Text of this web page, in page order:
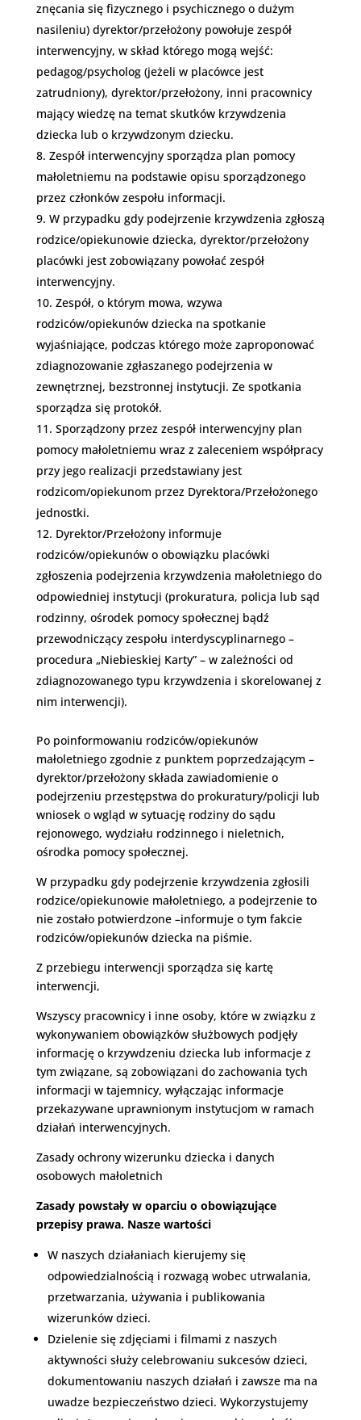
znęcania się fizycznego i psychicznego o dużym
nasileniu) dyrektor/przełożony powołuje zespół
interwencyjny, w skład którego mogą wejść:
pedagog/psycholog (jeżeli w placówce jest
zatrudniony), dyrektor/przełożony, inni pracownicy
mający wiedzę na temat skutków krzywdzenia
dziecka lub o krzywdzonym dziecku.
Zespół interwencyjny sporządza plan pomocy
małoletniemu na podstawie opisu sporządzonego
przez członków zespołu informacji.
W przypadku gdy podejrzenie krzywdzenia zgłoszą
rodzice/opiekunowie dziecka, dyrektor/przełożony
placówki jest zobowiązany powołać zespół
interwencyjny.
Zespół, o którym mowa, wzywa
rodziców/opiekunów dziecka na spotkanie
wyjaśniające, podczas którego może zaproponować
zdiagnozowanie zgłaszanego podejrzenia w
zewnętrznej, bezstronnej instytucji. Ze spotkania
sporządza się protokół.
Sporządzony przez zespół interwencyjny plan
pomocy małoletniemu wraz z zaleceniem współpracy
przy jego realizacji przedstawiany jest
rodzicom/opiekunom przez Dyrektora/Przełożonego
jednostki.
Dyrektor/Przełożony informuje
rodziców/opiekunów o obowiązku placówki
zgłoszenia podejrzenia krzywdzenia małoletniego do
odpowiedniej instytucji (prokuratura, policja lub sąd
rodzinny, ośrodek pomocy społecznej bądź
przewodniczący zespołu interdyscyplinarnego –
procedura „Niebieskiej Karty” – w zależności od
zdiagnozowanego typu krzywdzenia i skorelowanej z
nim interwencji).
Po poinformowaniu rodziców/opiekunów
małoletniego zgodnie z punktem poprzedzającym –
dyrektor/przełożony składa zawiadomienie o
podejrzeniu przestępstwa do prokuratury/policji lub
wniosek o wgląd w sytuację rodziny do sądu
rejonowego, wydziału rodzinnego i nieletnich,
ośrodka pomocy społecznej.
W przypadku gdy podejrzenie krzywdzenia zgłosili
rodzice/opiekunowie małoletniego, a podejrzenie to
nie zostało potwierdzone –informuje o tym fakcie
rodziców/opiekunów dziecka na piśmie.
Z przebiegu interwencji sporządza się kartę
interwencji,
Wszyscy pracownicy i inne osoby, które w związku z
wykonywaniem obowiązków służbowych podjęły
informację o krzywdzeniu dziecka lub informacje z
tym związane, są zobowiązani do zachowania tych
informacji w tajemnicy, wyłączając informacje
przekazywane uprawnionym instytucjom w ramach
działań interwencyjnych.
Zasady ochrony wizerunku dziecka i danych
osobowych małoletnich
Zasady powstały w oparciu o obowiązujące
przepisy prawa. Nasze wartości
W naszych działaniach kierujemy się
odpowiedzialnością i rozwagą wobec utrwalania,
przetwarzania, używania i publikowania
wizerunków dzieci.
Dzielenie się zdjęciami i filmami z naszych
aktywności służy celebrowaniu sukcesów dzieci,
dokumentowaniu naszych działań i zawsze ma na
uwadze bezpieczeństwo dzieci. Wykorzystujemy